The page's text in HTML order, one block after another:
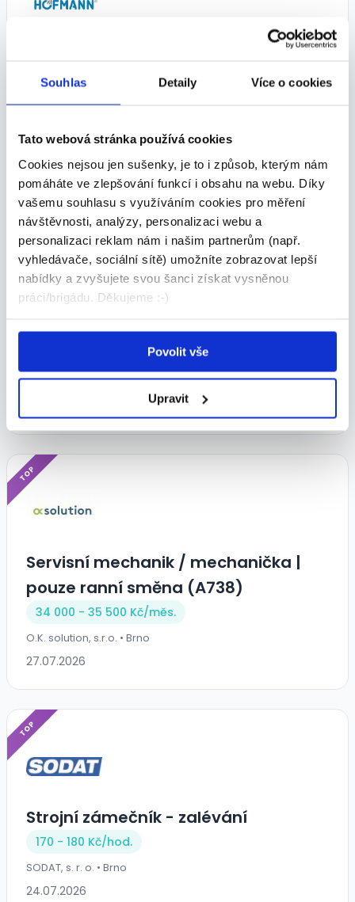
Souhlas Detaily Více o cookies
Tato webová stránka používá cookies
Cookies nejsou jen sušenky, je to i způsob, kterým nám
pomáháte ve zlepšování funkcí i obsahu na webu. Díky
vašemu souhlasu s využíváním cookies pro měření
návštěvnosti, analýzy, personalizaci webu a
personalizaci reklam nám i našim partnerům (např.
vyhledávače, sociální sítě) umožníte zobrazovat lepší
nabídky a zvyšujete svou šanci získat vysněnou
práci/brigádu. Děkujeme :-)
Povolit vše
Upravit
příspěvek 40 000 Kč (A14062)
Dle domluvy
TOP
‍Strojní montér️ | 1 směna | nábor.
příspěvek 40 000 Kč (A14058)
měs.
HOFMANN WIZARD s.r.o. • Kuřim
TOP
Servisní mechanik / mechanička |
pouze ranní směna (A738)
34 000 - 35 500 Kč/měs.
O.K. solution, s.r.o. • Brno
27.07.2026
TOP
Strojní zámečník - zalévání
170 - 180 Kč/hod.
SODAT, s. r. o. • Brno
24.07.2026